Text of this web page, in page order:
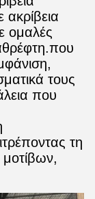
ακρίβεια
ομαλές
τους
που
τη